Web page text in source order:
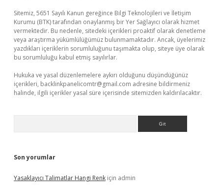
Sitemiz, 5651 Sayılı Kanun gereğince Bilgi Teknolojileri ve İletişim
Kurumu (BTK) tarafından onaylanmış bir Yer Sağlayıcı olarak hizmet
vermektedir. Bu nedenle, sitedeki içerikleri proaktif olarak denetleme
veya araştırma yükümlülüğümüz bulunmamaktadır. Ancak, üyelerimiz
yazdıkları içeriklerin sorumluluğunu taşımakta olup, siteye üye olarak
bu sorumluluğu kabul etmiş sayılırlar.
Hukuka ve yasal düzenlemelere aykırı olduğunu düşündüğünüz
içerikleri, backlinkpanelicomtr@gmail.com adresine bildirmeniz
halinde, ilgili içerikler yasal süre içerisinde sitemizden kaldırılacaktır.
Son yorumlar
Yasaklayıcı Talimatlar Hangi Renk için admin